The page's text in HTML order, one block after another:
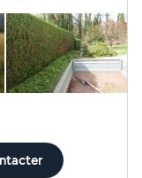
espaces
du travail
pour sa